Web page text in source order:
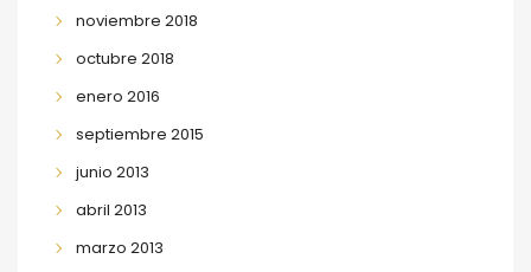
noviembre 2018
octubre 2018
enero 2016
septiembre 2015
junio 2013
abril 2013
marzo 2013